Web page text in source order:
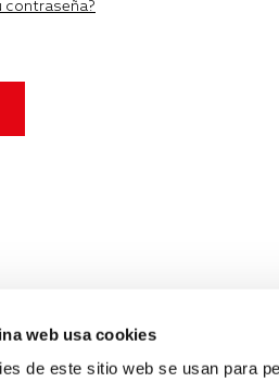
web usa cookies
de este sitio web se usan para
contraseña?